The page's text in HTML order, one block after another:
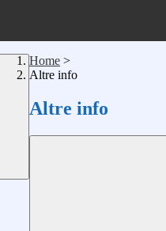
Home >
Altre info
Altre info